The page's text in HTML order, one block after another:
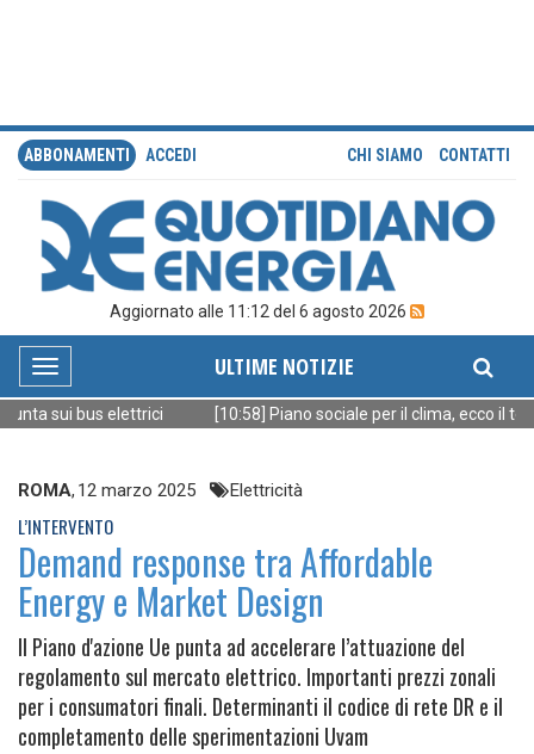
ABBONAMENTI ACCEDI CHI SIAMO CONTATTI
Aggiornato alle 11:12 del 6 agosto 2026
Toggle
navigation
ULTIME NOTIZIE
sui bus elettrici [10:58] Piano sociale per il clima, ecco il
ROMA, 12 marzo 2025 Elettricità
L’INTERVENTO
Demand response tra Affordable
Energy e Market Design
Il Piano d'azione Ue punta ad accelerare l’attuazione del
regolamento sul mercato elettrico. Importanti prezzi zonali
per i consumatori finali. Determinanti il codice di rete DR e il
completamento delle sperimentazioni Uvam